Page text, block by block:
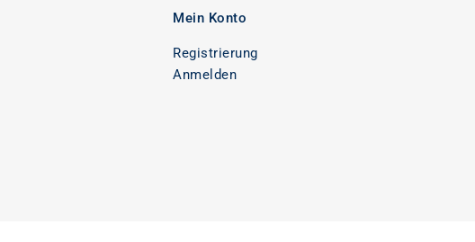
Mein Konto
Registrierung
Anmelden